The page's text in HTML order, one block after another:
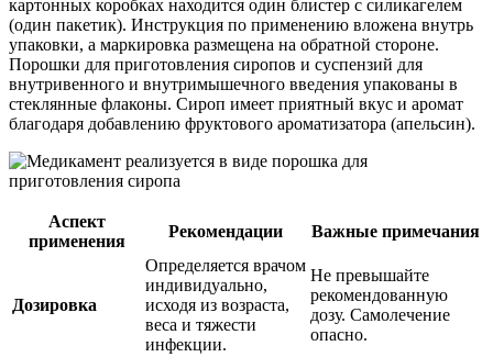
картонных коробках находится один блистер с силикагелем
(один пакетик). Инструкция по применению вложена внутрь
упаковки, а маркировка размещена на обратной стороне.
Порошки для приготовления сиропов и суспензий для
внутривенного и внутримышечного введения упакованы в
стеклянные флаконы. Сироп имеет приятный вкус и аромат
благодаря добавлению фруктового ароматизатора (апельсин).
Аспект
применения
Рекомендации Важные примечания
Дозировка
Определяется врачом
индивидуально,
исходя из возраста,
веса и тяжести
инфекции.
Не превышайте
рекомендованную
дозу. Самолечение
опасно.